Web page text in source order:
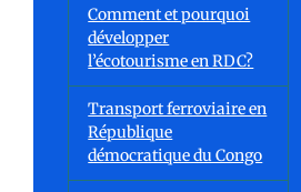
Comment et pourquoi
développer
l’écotourisme en RDC?
Transport ferroviaire en
République
démocratique du Congo